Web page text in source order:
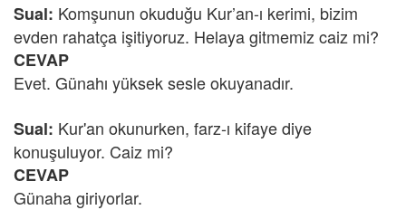
Sual: Komşunun okuduğu Kur’an-ı kerimi, bizim
evden rahatça işitiyoruz. Helaya gitmemiz caiz mi?
CEVAP
Evet. Günahı yüksek sesle okuyanadır.
Sual: Kur'an okunurken, farz-ı kifaye diye
konuşuluyor. Caiz mi?
CEVAP
Günaha giriyorlar.